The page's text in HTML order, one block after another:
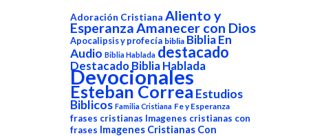
Adoración Cristiana Aliento y
EsperanzaAmanecer con Dios
Apocalipsis y profecía biblia Biblia En
Audio Biblia Hablada destacado
Destacado Biblia Hablada
Devocionales
Esteban Correa Estudios
Biblicos Familia Cristiana Fe y Esperanza
frases cristianas Imagenes cristianas con
frases Imagenes Cristianas Con